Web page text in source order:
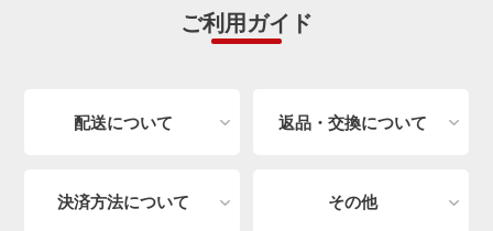
ご利用ガイド
配送について 返品・交換について
決済方法について その他